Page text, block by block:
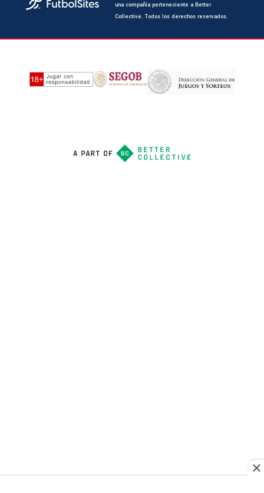
una compañía perteneciente a Better
Collective. Todos los derechos reservados.